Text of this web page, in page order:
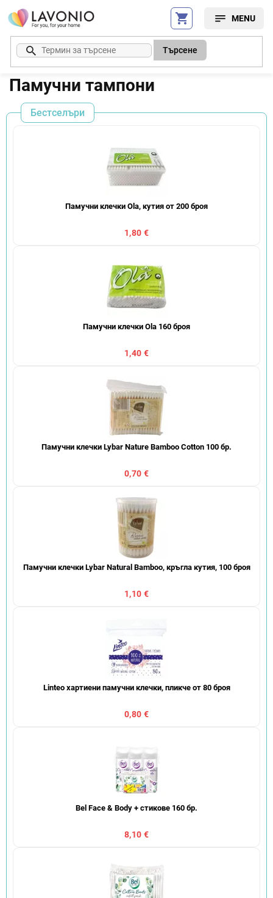
Преминаване
към
съдържанието
Търсене
Памучни тампони
Бестселъри
Памучни клечки Ola, кутия от 200 броя
1,80 €
Памучни клечки Ola 160 броя
1,40 €
Памучни клечки Lybar Nature Bamboo Cotton 100 бр.
0,70 €
Памучни клечки Lybar Natural Bamboo, кръгла кутия, 100 броя
1,10 €
Linteo хартиени памучни клечки, пликче от 80 броя
0,80 €
Bel Face & Body + стикове 160 бр.
8,10 €